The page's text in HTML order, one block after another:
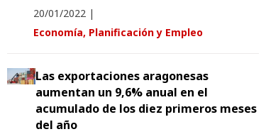
20/01/2022 |
Economía, Planificación y Empleo
Las exportaciones aragonesas
aumentan un 9,6% anual en el
acumulado de los diez primeros meses
del año